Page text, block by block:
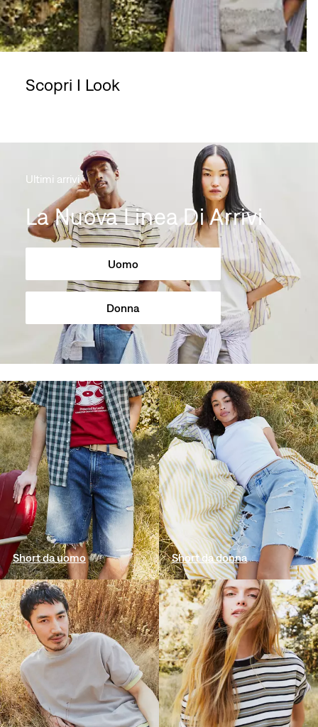
Scopri I Look
Ultimi arrivi
La Nuova Linea Di Arrivi
Uomo
Donna
Short da uomo Short da donna